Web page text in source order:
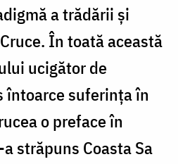
a trădării şi
În toată această
ucigător de
întoarce suferinţa în
o preface în
străpuns Coasta Sa